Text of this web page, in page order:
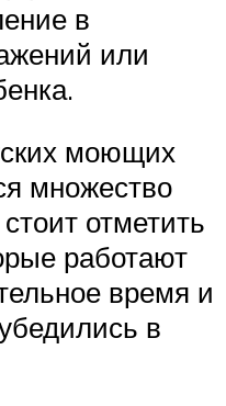
в
или
моющих
множество
отметить
работают
время и
в